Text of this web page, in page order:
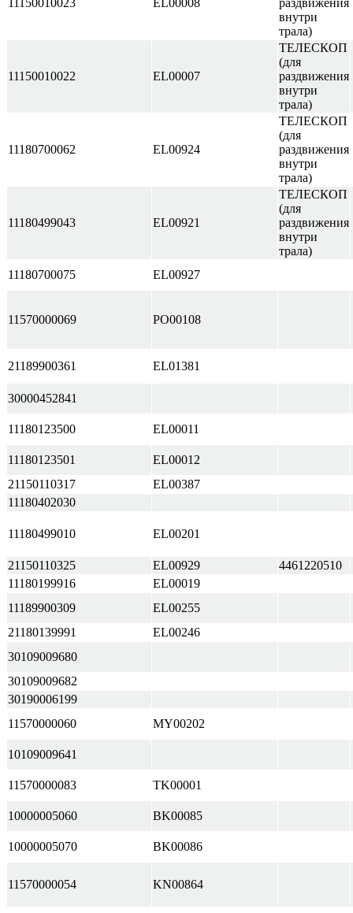
11150010023 EL00008
раздвижения
внутри
трала)
11150010022 EL00007
ТЕЛЕСКОП
(для
раздвижения
внутри
трала)
11180700062 EL00924
ТЕЛЕСКОП
(для
раздвижения
внутри
трала)
11180499043 EL00921
ТЕЛЕСКОП
(для
раздвижения
внутри
трала)
11180700075
EL00927
11570000069 PO00108
21189900361 EL01381
30000452841
11180123500 EL00011
11180123501
EL00012
21150110317
EL00387
11180402030
11180499010 EL00201
21150110325 EL00929
4461220510
11180199916
EL00019
11189900309
EL00255
21180139991
EL00246
30109009680
30109009682
30190006199
11570000060
MY00202
10109009641
11570000083 TK00001
10000005060 BK00085
10000005070 BK00086
11570000054 KN00864